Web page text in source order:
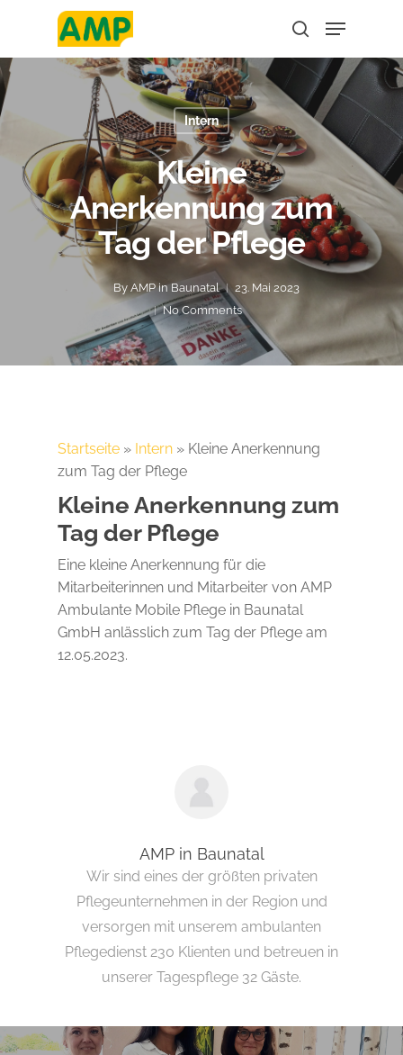
Hit enter to search or ESC to close
Intern
Kleine
Anerkennung zum
Tag der Pflege
By AMP in Baunatal
23. Mai 2023
No Comments
Startseite » Intern » Kleine Anerkennung
zum Tag der Pflege
Kleine Anerkennung zum
Tag der Pflege
Eine kleine Anerkennung für die
Mitarbeiterinnen und Mitarbeiter von AMP
Ambulante Mobile Pflege in Baunatal
GmbH anlässlich zum Tag der Pflege am
12.05.2023.
AMP in Baunatal
Wir sind eines der größten privaten
Pflegeunternehmen in der Region und
versorgen mit unserem ambulanten
Pflegedienst 230 Klienten und betreuen in
unserer Tagespflege 32 Gäste.